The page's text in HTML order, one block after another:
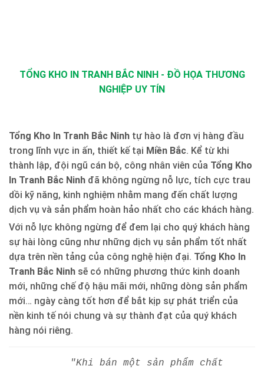
TỔNG KHO IN TRANH BẮC NINH - ĐỒ HỌA THƯƠNG
NGHIỆP UY TÍN
Tổng Kho In Tranh Bắc Ninh tự hào là đơn vị hàng đầu
trong lĩnh vực in ấn, thiết kế tại Miền Bắc. Kể từ khi
thành lập, đội ngũ cán bộ, công nhân viên của Tổng Kho
In Tranh Bắc Ninh đã không ngừng nỗ lực, tích cực trau
dồi kỹ năng, kinh nghiệm nhằm mang đến chất lượng
dịch vụ và sản phẩm hoàn hảo nhất cho các khách hàng.
Với nỗ lực không ngừng để đem lại cho quý khách hàng
sự hài lòng cũng như những dịch vụ sản phẩm tốt nhất
dựa trên nền tảng của công nghệ hiện đại. Tổng Kho In
Tranh Bắc Ninh sẽ có những phương thức kinh doanh
mới, những chế độ hậu mãi mới, những dòng sản phẩm
mới… ngày càng tốt hơn để bắt kịp sự phát triển của
nền kinh tế nói chung và sự thành đạt của quý khách
hàng nói riêng.
"Khi bán một sản phẩm chất